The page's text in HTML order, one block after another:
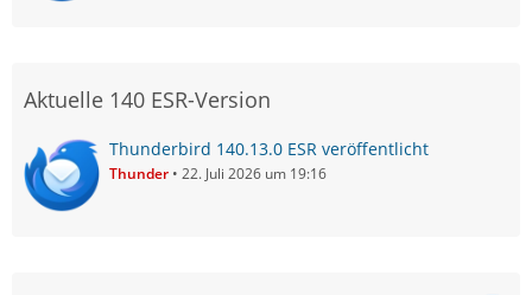
Aktuelle 140 ESR-Version
Thunderbird 140.13.0 ESR veröffentlicht
Thunder 22. Juli 2026 um 19:16